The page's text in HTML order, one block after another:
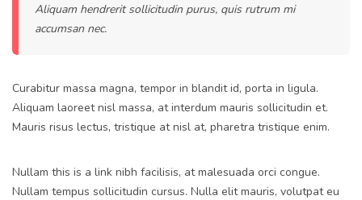
Aliquam hendrerit sollicitudin purus, quis rutrum mi
accumsan nec.
Curabitur massa magna, tempor in blandit id, porta in ligula.
Aliquam laoreet nisl massa, at interdum mauris sollicitudin et.
Mauris risus lectus, tristique at nisl at, pharetra tristique enim.
Nullam this is a link nibh facilisis, at malesuada orci congue.
Nullam tempus sollicitudin cursus. Nulla elit mauris, volutpat eu